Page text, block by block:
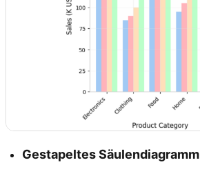
Gestapeltes Säulendiagramm